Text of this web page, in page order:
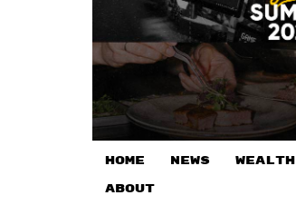
HOME NEWS WEALTH
ABOUT